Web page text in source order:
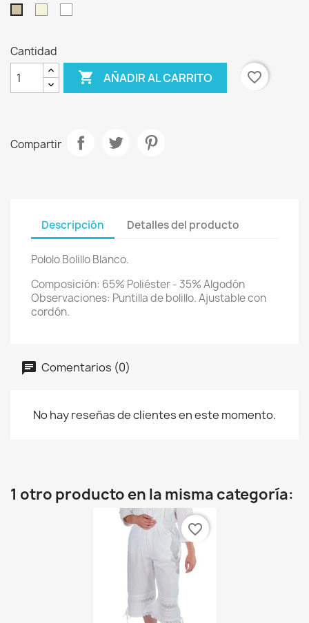
Cantidad
 AÑADIR AL CARRITO favorite_border
Compartir
Descripción Detalles del producto
Pololo Bolillo Blanco.
Composición: 65% Poliéster - 35% Algodón
Observaciones: Puntilla de bolillo. Ajustable con
cordón.
Comentarios (0)
No hay reseñas de clientes en este momento.
1 otro producto en la misma categoría:
favorite_border